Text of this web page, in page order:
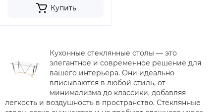
Купить
Кухонные стеклянные столы — это
элегантное и современное решение для
вашего интерьера. Они идеально
вписываются в любой стиль, от
минимализма до классики, добавляя
легкость и воздушность в пространство. Стеклянные